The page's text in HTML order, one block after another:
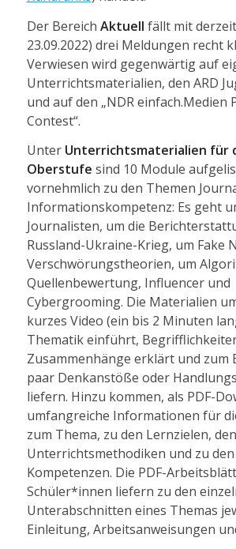
Der Bereich Aktuell fällt mit
23.09.2022) drei Meldungen recht
Verwiesen wird gegenwärtig auf
Unterrichtsmaterialien, den ARD
und auf den „NDR einfach.Medien
Contest“.
Unter Unterrichtsmaterialien für
Oberstufe sind 10 Module
vornehmlich zu den Themen
Informationskompetenz: Es geht
Journalisten, um die
Russland-Ukraine-Krieg, um Fake
Verschwörungstheorien, um
Quellenbewertung, Influencer und
Cybergrooming. Die Materialien
kurzes Video (ein bis 2 Minuten
Thematik einführt,
Zusammenhänge erklärt und zum
paar Denkanstöße oder
liefern. Hinzu kommen, als PDF-
umfangreiche Informationen für
zum Thema, zu den Lernzielen,
Unterrichtsmethodiken und zu
Kompetenzen. Die PDF-
Schüler*innen liefern zu den
Unterabschnitten eines Themas
Einleitung, Arbeitsanweisungen